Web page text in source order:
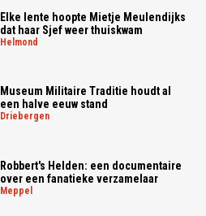
Elke lente hoopte Mietje Meulendijks
dat haar Sjef weer thuiskwam
helmond
Museum Militaire Traditie houdt al
een halve eeuw stand
driebergen
Robbert's Helden: een documentaire
over een fanatieke verzamelaar
meppel